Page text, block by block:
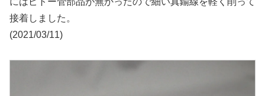
接着しました。
(2021/03/11)